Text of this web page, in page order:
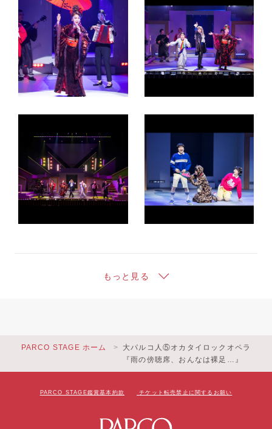
もっと見る
PARCO STAGE ホーム
大パルコ人⑤オカタイロックオペラ
『雨の傍聴席、おんなは裸足…』
PARCO STAGE鑑賞基本約款 チケット転売禁止に関するお願い